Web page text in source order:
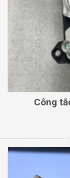
Công